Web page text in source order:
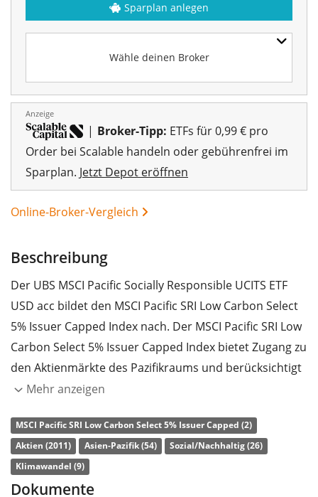
Wähle deinen Broker
Sparplan anlegen
Anzeige
| Broker-Tipp: ETFs für 0,99 € pro
Order bei Scalable handeln oder gebührenfrei im
Sparplan. Jetzt Depot eröffnen
Online-Broker-Vergleich
Beschreibung
Der UBS MSCI Pacific Socially Responsible UCITS ETF
USD acc bildet den MSCI Pacific SRI Low Carbon Select
5% Issuer Capped Index nach. Der MSCI Pacific SRI Low
Carbon Select 5% Issuer Capped Index bietet Zugang zu
den Aktienmärkte des Pazifikraums und berücksichtigt
dabei lediglich Unternehmen, die im Vergleich mit der
den Bereichen Umweltschutz, soziale Verantwortung
und Unternehmensführung (ESG) verfügen.
Ausgeschlossen sind Unternehmen, die wesentliche
Teile ihres Geschäfts in nicht nachhaltigen
Mehr anzeigen
MSCI Pacific SRI Low Carbon Select 5% Issuer Capped (2)
Aktien (2011)
Asien-Pazifik (54)
Sozial/Nachhaltig (26)
Klimawandel (9)
Dokumente